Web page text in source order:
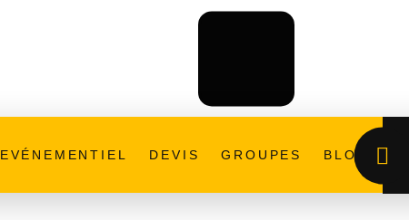
EVÉNEMENTIEL DEVIS GROUPES BLOG